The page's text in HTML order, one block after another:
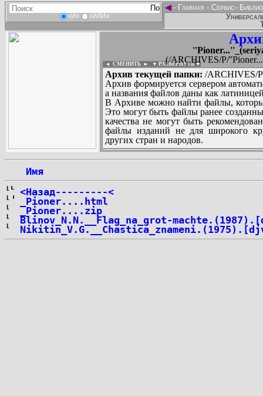
«И» «ИЛИ»
◄- Главная - Сервис-
(/ARCHIVES/P/
◄ СМЕНИТЬ ► ▼ РАЗВЕРНУТЬ ▼
Архив текущей папки: /ARCHIVES/
Архив формируется сервером
а названия файлов даны как
В Архиве можно найти файлы,
Это могут быть файлы ранее
качества не могут быть
файлы изданий не для широкого
других стран и народов.
Имя
<Назад---------<
_Pioner....html
_Pioner....zip
Blinov_N.N.__Flag_na_grot-